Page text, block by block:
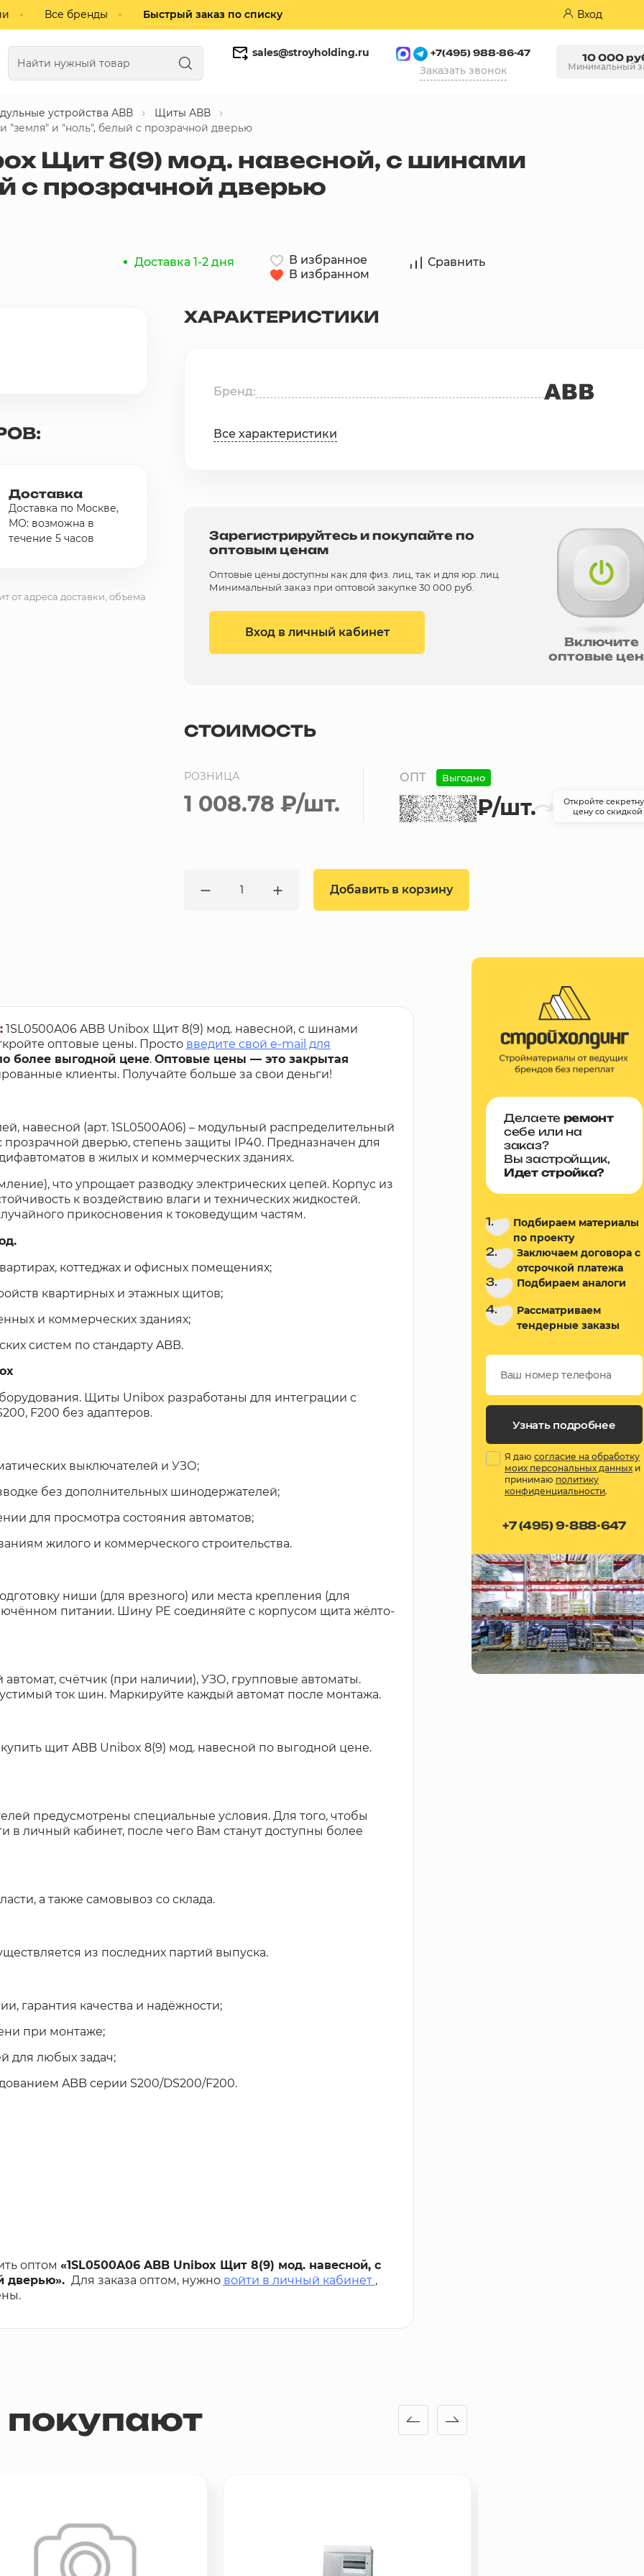
Все бренды Быстрый заказ по списку Вход
sales@stroyholding.ru +7(495) 988-86-47
Заказать звонок
10 000
Минимальный
Газобетонные блоки Кирпич
устройства АВВ
Щиты АВВ
"земля" и "ноль", белый с прозрачной дверью
Щит 8(9) мод. навесной, с шинами
с прозрачной дверью
Доставка 1-2 дня
В избранное
В избранном
Сравнить
Доставка
Доставка по Москве,
МО: возможна в
течение 5 часов
от адреса доставки, объема
ХАРАКТЕРИСТИКИ
Бренд
Все характеристики
Зарегистрируйтесь и покупайте по
оптовым ценам
Оптовые цены доступны как для физ. лиц, так и для юр. лиц
Минимальный заказ при оптовой закупке 30 000 руб.
Вход в личный кабинет
Включите
оптовые
СТОИМОСТЬ
РОЗНИЦА
1 008.78 ₽/шт.
ОПТ Выгодно
₽/шт.
Откройте
цену со скидкой
Добавить в корзину
1SL0500A06 ABB Unibox Щит 8(9) мод. навесной, с шинами
оптовые цены. Просто введите свой e-mail для
более выгодной цене. Оптовые цены — это закрытая
клиенты. Получайте больше за свои деньги!
навесной (арт. 1SL0500A06) – модульный распределительный
дверью, степень защиты IP40. Предназначен для
в жилых и коммерческих зданиях.
что упрощает разводку электрических цепей. Корпус из
к воздействию влаги и технических жидкостей.
прикосновения к токоведущим частям.
коттеджах и офисных помещениях;
квартирных и этажных щитов;
и коммерческих зданиях;
систем по стандарту ABB.
Щиты Unibox разработаны для интеграции с
F200 без адаптеров.
выключателей и УЗО;
без дополнительных шинодержателей;
для просмотра состояния автоматов;
жилого и коммерческого строительства.
ниши (для врезного) или места крепления (для
питании. Шину PE соединяйте с корпусом щита жёлто-
счётчик (при наличии), УЗО, групповые автоматы.
ток шин. Маркируйте каждый автомат после монтажа.
щит ABB Unibox 8(9) мод. навесной по выгодной цене.
предусмотрены специальные условия. Для того, чтобы
в личный кабинет, после чего Вам станут доступны более
а также самовывоз со склада.
из последних партий выпуска.
гарантия качества и надёжности;
при монтаже;
для любых задач;
ABB серии S200/DS200/F200.
оптом «1SL0500A06 ABB Unibox Щит 8(9) мод. навесной, с
дверью». Для заказа оптом, нужно войти в личный кабинет ,
покупают
Делаете ремонт
себе или на
заказ?
Вы застройщик,
Идет стройка?
1.
Подбираем материалы
по проекту
2.
Заключаем договора с
отсрочкой платежа
3. Подбираем аналоги
4.
Рассматриваем
тендерные заказы
Узнать подробнее
Я даю согласие на обработку
моих персональных данных и
принимаю политику
конфиденциальности.
+7 (495) 9-888-647